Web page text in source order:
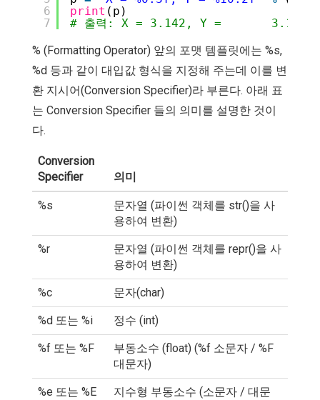
6
7
print (p)
# 출력: X = 3.142, Y =       3.14
% (Formatting Operator) 앞의 포맷 템플릿에는 %s,
%d 등과 같이 대입값 형식을 지정해 주는데 이를 변
환 지시어(Conversion Specifier)라 부른다. 아래 표
는 Conversion Specifier 들의 의미를 설명한 것이
다.
Conversion
Specifier
의미
%s
문자열 (파이썬 객체를 str()을 사
용하여 변환)
%r
문자열 (파이썬 객체를 repr()을 사
용하여 변환)
%c 문자(char)
%d 또는 %i 정수 (int)
%f 또는 %F
부동소수 (float) (%f 소문자 / %F
대문자)
%e 또는 %E
지수형 부동소수 (소문자 / 대문